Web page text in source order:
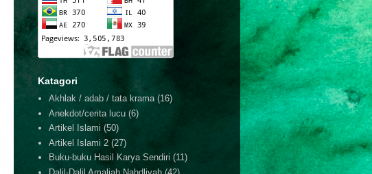
Katagori
Akhlak / adab / tata krama (16)
Anekdot/cerita lucu (6)
Artikel Islami (50)
Artikel Islami 2 (27)
Buku-buku Hasil Karya Sendiri (11)